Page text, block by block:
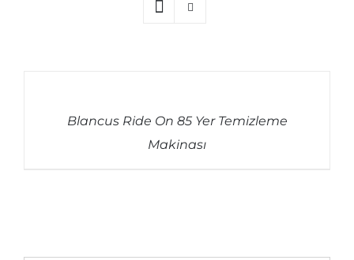
Blancus Ride On 85 Yer Temizleme
Makinası